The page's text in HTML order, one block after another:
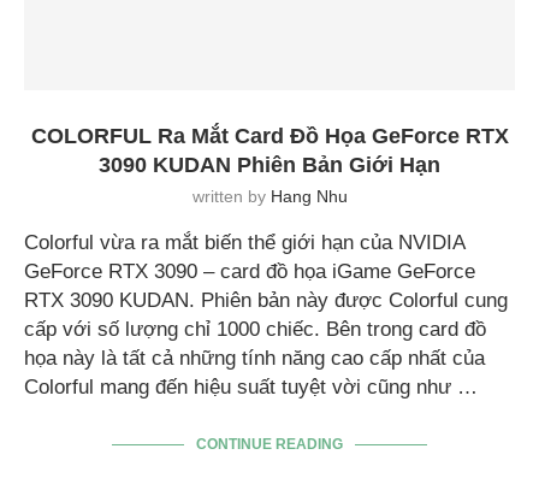
COLORFUL Ra Mắt Card Đồ Họa GeForce RTX
3090 KUDAN Phiên Bản Giới Hạn
written by Hang Nhu
Colorful vừa ra mắt biến thể giới hạn của NVIDIA
GeForce RTX 3090 – card đồ họa iGame GeForce
RTX 3090 KUDAN. Phiên bản này được Colorful cung
cấp với số lượng chỉ 1000 chiếc. Bên trong card đồ
họa này là tất cả những tính năng cao cấp nhất của
Colorful mang đến hiệu suất tuyệt vời cũng như …
CONTINUE READING